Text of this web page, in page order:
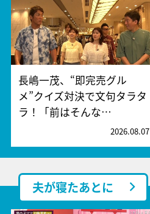
長嶋一茂、“即完売グル
メ”クイズ対決で文句タラタ
ラ！「前はそんな…
2026.08.07
夫が寝たあとに